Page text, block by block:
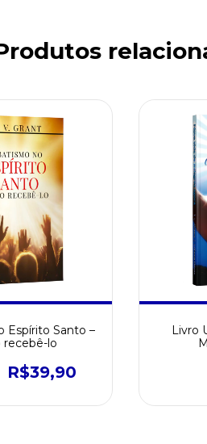
Espírito Santo –
recebê-lo
R$39,90
Livro